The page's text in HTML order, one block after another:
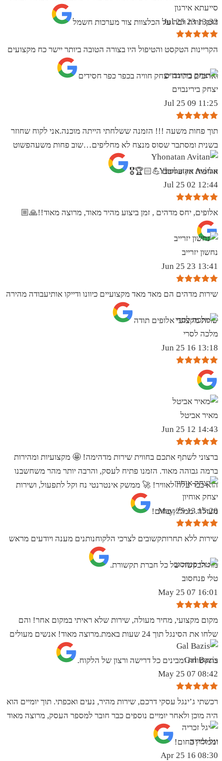
דופן.תודה רבה על הכלצוות צור מערכות חשמל
סייעתא אירגון
13:32 23 Jul 25
הקריינות הטקסט והטיפול היו בצורה הטובה ביותר יישר כח מקצועים
ואדיבים בתודה יצחק חוויה בכפר כפר חסידים
יצחק בירינבוים
11:25 09 Jul 25
תוך פחות משעה !!! הזמנה ששלחתי הייתה מוכנה.אני לקוח שחוזר
בשנית ומסתבר שסוס מנצח לא מחליפים…שוב פחות משעהפשוט
אליפות אין עליכם 💪🏻🏆🎖
Yhonatan Avitan
12:44 02 Jul 25
אלופים, יחס מדהים , זמן ביצוע מהיר מאוד, מרוצה מאוד!!🙏🏼
נחשון יזרייב
13:41 23 Jun 25
שירות מדהים הם מאד מאד מקצועיים כיוונו ודייקו אותיעבודה מהירה
שרות מקצועי אלופים תודה
מלכה לסרי
13:18 16 Jun 25
מאיר אביטל
14:43 12 Jun 25
ברצוני לשתף אתכם בחווית שירות מדהימה! 🤩 מקצועיות ומהירות
ברמה גבוהה מאוד. הזמנו פתיח לעסק, והרבה יותר מהר משחשבנו
הוא כבר עלה לאוויר! 🚀 ממשק אינטרנטי נח וקל לתפעול, ושירות
מעולה. ממליץ בחום!
יצחק אוחיון
15:20 13 May 25
שירות ללא תחרותקשובים לצרכי הלקוחנותנים מענה ויודעים מראש
מה הבקשה של כל חברת תקשורת.
טלי פנחסוב
16:01 07 May 25
מקום מקצועי, מחיר מעולה, שירות שלא ראיתי במקום אחר! והם
שלחו את הסינגל תוך 24 שעות באמת.מרוצה מאוד! אנשים מעולים
בתקשורת ומבינים כל דרישה ורצון של הלקוח.
Gal Bazis
08:42 07 May 25
רכשתי ג’ינגל עסקי דרכם, שירות מהיר, נעים ואכפתי. תוך יומיים הוא
היה מוכן ולאחר יומיים נוספים כבר חובר למספר העסק, מרוצה מאוד
וממליץ בחום!
יגל זכריה
08:30 16 Apr 25